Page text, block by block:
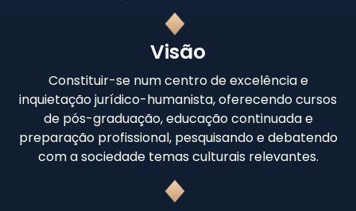
Visão
Constituir-se num centro de excelência e
inquietação jurídico-humanista, oferecendo cursos
de pós-graduação, educação continuada e
preparação profissional, pesquisando e debatendo
com a sociedade temas culturais relevantes.